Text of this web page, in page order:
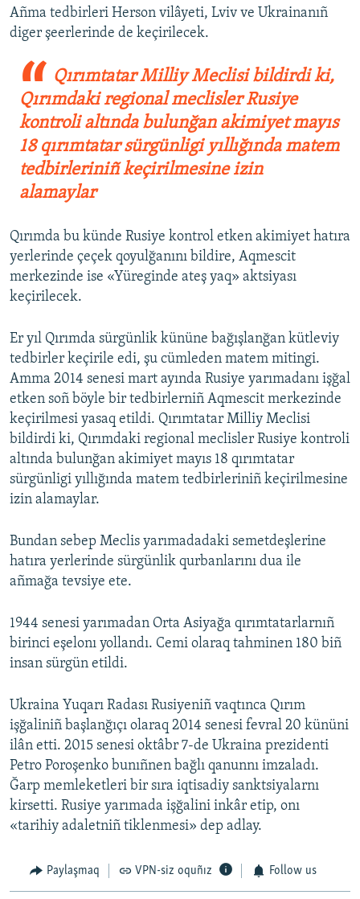
Añma tedbirleri Herson vilâyeti, Lviv ve Ukrainanıñ
diger şeerlerinde de keçirilecek.
Qırımtatar Milliy Meclisi bildirdi ki,
Qırımdaki regional meclisler Rusiye
kontroli altında bulunğan akimiyet mayıs
18 qırımtatar sürgünligi yıllığında matem
tedbirleriniñ keçirilmesine izin
alamaylar
Qırımda bu künde Rusiye kontrol etken akimiyet hatıra
yerlerinde çeçek qoyulğanını bildire, Aqmescit
merkezinde ise «Yüreginde ateş yaq» aktsiyası
keçirilecek.
Er yıl Qırımda sürgünlik kününe bağışlanğan kütleviy
tedbirler keçirile edi, şu cümleden matem mitingi.
Amma 2014 senesi mart ayında Rusiye yarımadanı işğal
etken soñ böyle bir tedbirlerniñ Aqmescit merkezinde
keçirilmesi yasaq etildi. Qırımtatar Milliy Meclisi
bildirdi ki, Qırımdaki regional meclisler Rusiye kontroli
altında bulunğan akimiyet mayıs 18 qırımtatar
sürgünligi yıllığında matem tedbirleriniñ keçirilmesine
izin alamaylar.
Bundan sebep Meclis yarımadadaki semetdeşlerine
hatıra yerlerinde sürgünlik qurbanlarını dua ile
añmağa tevsiye ete.
1944 senesi yarımadan Orta Asiyağa qırımtatarlarnıñ
birinci eşelonı yollandı. Cemi olaraq tahminen 180 biñ
insan sürgün etildi.
Ukraina Yuqarı Radası Rusiyeniñ vaqtınca Qırım
işğaliniñ başlanğıçı olaraq 2014 senesi fevral 20 kününi
ilân etti. 2015 senesi oktâbr 7-de Ukraina prezidenti
Petro Poroşenko bunıñnen bağlı qanunnı imzaladı.
Ğarp memleketleri bir sıra iqtisadiy sanktsiyalarnı
kirsetti. Rusiye yarımada işğalini inkâr etip, onı
«tarihiy adaletniñ tiklenmesi» dep adlay.
Paylaşmaq VPN-siz oquñız Follow us